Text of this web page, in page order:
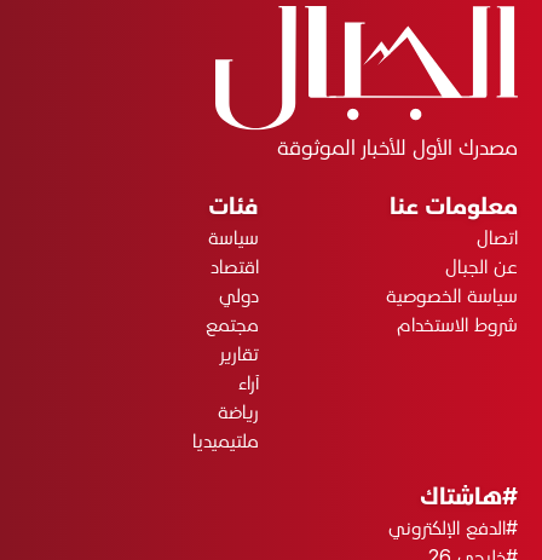
مصدرك الأول للأخبار الموثوقة
معلومات عنا
اتصال
عن الجبال
سياسة الخصوصية
شروط الاستخدام
فئات
سياسة
اقتصاد
دولي
مجتمع
تقارير
آراء
رياضة
ملتيميديا
#هاشتاك
#الدفع الإلكتروني